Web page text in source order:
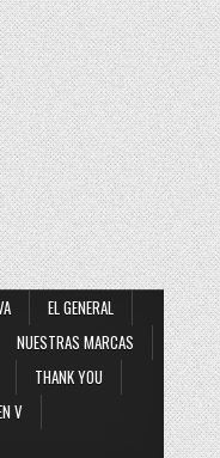
EL GENERAL
NUESTRAS MARCAS
THANK YOU
V